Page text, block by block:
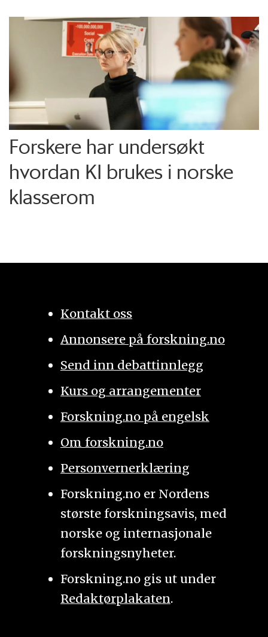
Forskere har undersøkt
hvordan KI brukes i norske
klasserom
Kontakt oss
Annonsere på forskning.no
Send inn debattinnlegg
Kurs og arrangementer
Forskning.no på engelsk
Om forskning.no
Personvernerklæring
Forskning.no er Nordens
største forskningsavis, med
norske og internasjonale
forskningsnyheter.
Forskning.no gis ut under
Redaktørplakaten.